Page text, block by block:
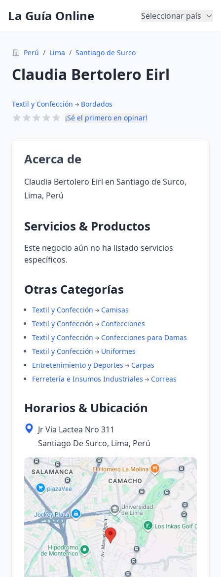
La Guía Online Seleccionar país
Perú / Lima / Santiago de Surco
Claudia Bertolero Eirl
Textil y Confección
Bordados
¡Sé el primero en opinar!
Acerca de
Claudia Bertolero Eirl en Santiago de Surco,
Lima, Perú
Servicios & Productos
Este negocio aún no ha listado servicios
específicos.
Otras Categorías
Textil y Confección
Camisas
Textil y Confección
Confecciones
Textil y Confección
Confecciones para Damas
Textil y Confección
Uniformes
Entretenimiento y Deportes
Carpas
Ferretería e Insumos Industriales
Correas
Horarios & Ubicación
Jr Via Lactea Nro 311
Santiago De Surco, Lima, Perú